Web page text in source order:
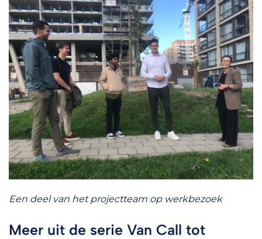
Een deel van het projectteam op werkbezoek
Meer uit de serie Van Call tot